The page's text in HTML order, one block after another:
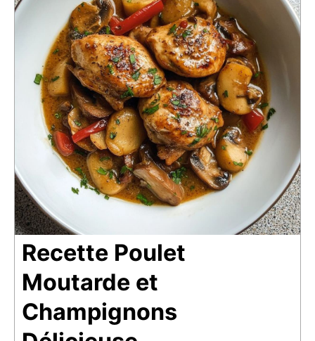
Recette Poulet
Moutarde et
Champignons